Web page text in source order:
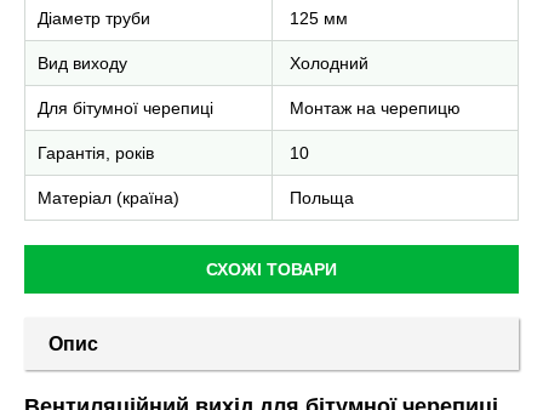
Діаметр труби 125 мм
Вид виходу Холодний
Для бітумної черепиці Монтаж на черепицю
Гарантія, років 10
Матеріал (країна) Польща
СХОЖІ ТОВАРИ
Опис